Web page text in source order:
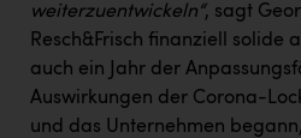
SCHMACHTL GmbH
Schwingshandl - automation
Seher + Partner
weiterzuentwickeln“, sagt
Resch&Frisch finanziell solide
auch ein Jahr der
Auswirkungen der Corona-
und das Unternehmen